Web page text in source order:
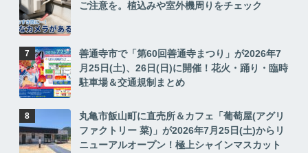
ご注意を。植込みや室外機周りをチェック
善通寺市で「第60回善通寺まつり」が2026年7
月25日(土)、26日(日)に開催！花火・踊り・臨時
駐車場＆交通規制まとめ
丸亀市飯山町に直売所＆カフェ「葡萄屋(アグリ
ファクトリー 菜)」が2026年7月25日(土)からリ
ニューアルオープン！極上シャインマスカット